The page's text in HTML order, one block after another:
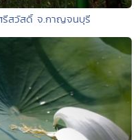
รีสวัสดิ์ จ.กาญจนบุรี